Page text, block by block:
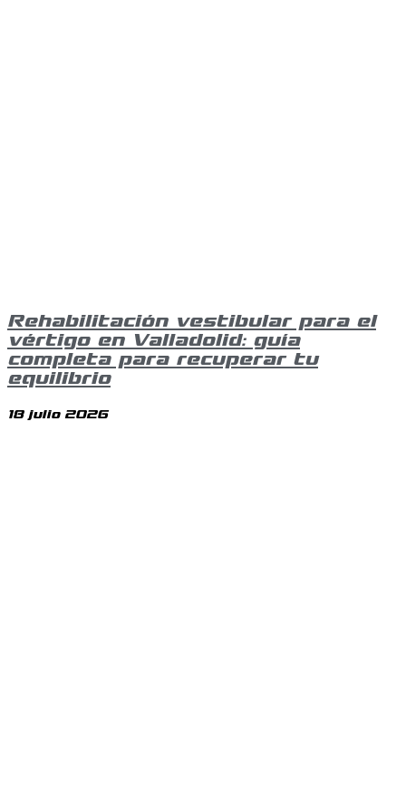
Rehabilitación vestibular para el
vértigo en Valladolid: guía
completa para recuperar tu
equilibrio
18 julio 2026